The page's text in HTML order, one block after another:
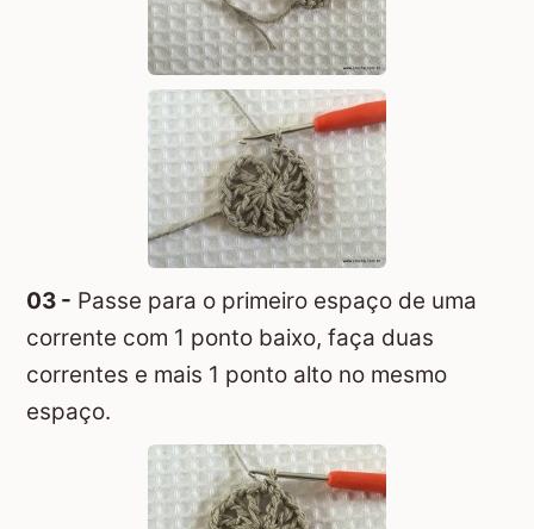
03 - Passe para o primeiro espaço de uma
corrente com 1 ponto baixo, faça duas
correntes e mais 1 ponto alto no mesmo
espaço.